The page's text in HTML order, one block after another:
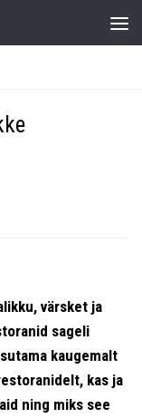
värsket ja
sageli
kaugemalt
kas ja
ning miks see